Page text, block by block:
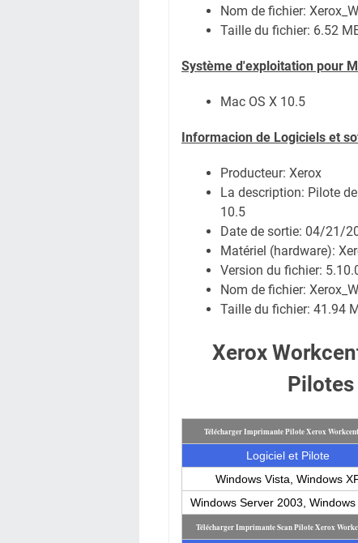
Nom de fichier:
Taille du fichier: 6.52
Système d'exploitation pour
Mac OS X 10.5
Informacion de Logiciels et
Producteur: Xerox
La description: Pilote
10.5
Date de sortie: 04/21/
Matériel (hardware):
Version du fichier:
Nom de fichier:
Taille du fichier: 41.94
Xerox
Pilotes
Télécharger Imprimante Pilote Xerox
Logiciel et Pilote
Windows Vista, Windows
Windows Server 2003,
Télécharger Imprimante Scan Pilote Xerox